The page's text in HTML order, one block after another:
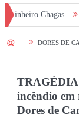
Seleção Geral do
HOME DORES DE
incêndio em
Dores de